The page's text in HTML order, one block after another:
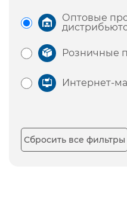
Оптовые
Розничные
Интернет-
Сбросить все фильтры